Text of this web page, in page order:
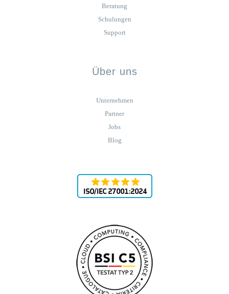
Beratung
Schulungen
Support
Über uns
Unternehmen
Partner
Jobs
Blog